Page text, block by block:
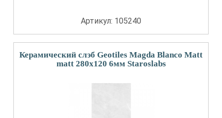
Артикул: 105240
Керамический слэб Geotiles Magda Blanco Matt
matt 280x120 6мм Staroslabs